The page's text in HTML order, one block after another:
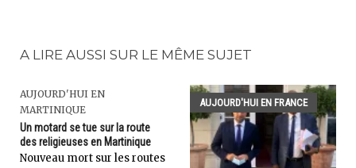
A LIRE AUSSI SUR LE MÊME SUJET
AUJOURD'HUI EN
MARTINIQUE
Un motard se tue sur la route
des religieuses en Martinique
Nouveau mort sur les routes
AUJOURD'HUI EN FRANCE